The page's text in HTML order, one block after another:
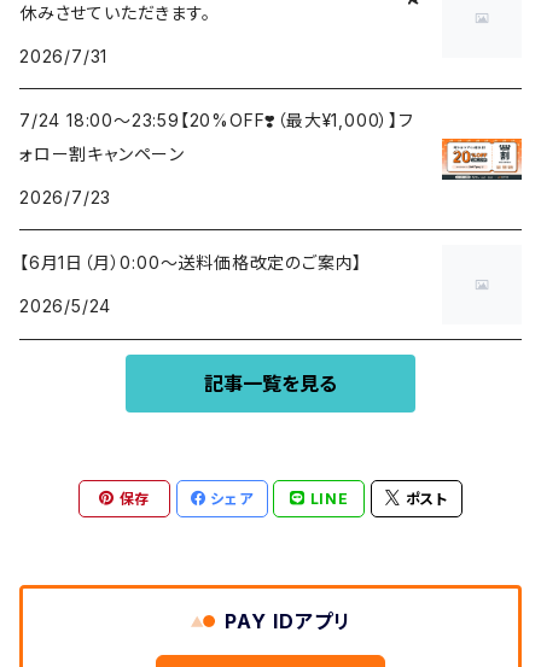
休みさせていただきます。
2026/7/31
7/24 18:00〜23:59【20%OFF❣️（最大¥1,000）】フ
ォロー割キャンペーン
2026/7/23
【6月1日（月）0:00〜送料価格改定のご案内】
2026/5/24
記事一覧を見る
保存 シェア LINE ポスト
PAY IDアプリ